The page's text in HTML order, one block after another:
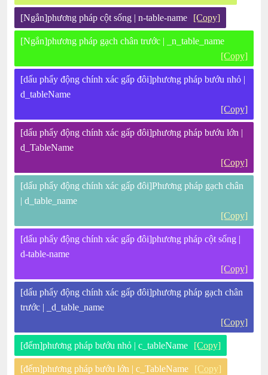
[Ngắn]phương pháp cột sống | n-table-name [Copy]
[Ngắn]phương pháp gạch chân trước | _n_table_name
[Copy]
[dấu phẩy động chính xác gấp đôi]phương pháp bướu nhỏ |
d_tableName
[Copy]
[dấu phẩy động chính xác gấp đôi]phương pháp bướu lớn |
d_TableName
[Copy]
[dấu phẩy động chính xác gấp đôi]Phương pháp gạch chân
| d_table_name
[Copy]
[dấu phẩy động chính xác gấp đôi]phương pháp cột sống |
d-table-name
[Copy]
[dấu phẩy động chính xác gấp đôi]phương pháp gạch chân
trước | _d_table_name
[Copy]
[đếm]phương pháp bướu nhỏ | c_tableName [Copy]
[đếm]phương pháp bướu lớn | c_TableName [Copy]